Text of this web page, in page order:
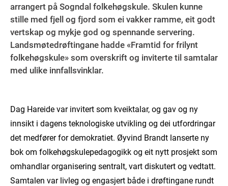
arrangert på Sogndal folkehøgskule. Skulen kunne
stille med fjell og fjord som ei vakker ramme, eit godt
vertskap og mykje god og spennande servering.
Landsmøtedrøftingane hadde «Framtid for frilynt
folkehøgskule» som overskrift og inviterte til samtalar
med ulike innfallsvinklar.
Dag Hareide var invitert som kveiktalar, og gav og ny
innsikt i dagens teknologiske utvikling og dei utfordringar
det medfører for demokratiet. Øyvind Brandt lanserte ny
bok om folkehøgskulepedagogikk og eit nytt prosjekt som
omhandlar organisering sentralt, vart diskutert og vedtatt.
Samtalen var livleg og engasjert både i drøftingane rundt